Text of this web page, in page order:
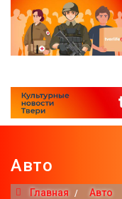
Авто
Главная Авто